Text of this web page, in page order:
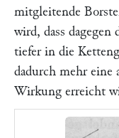
mitgleitende
wird, dass
tiefer in die
dadurch mehr eine
Wirkung erreicht